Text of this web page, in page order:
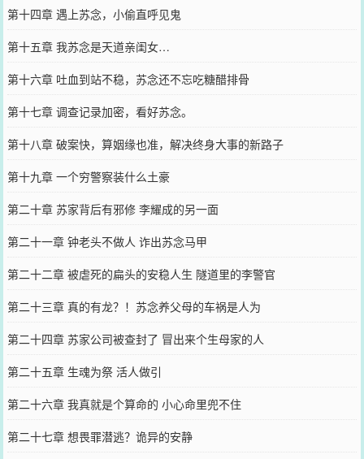
第十四章 遇上苏念，小偷直呼见鬼
第十五章 我苏念是天道亲闺女…
第十六章 吐血到站不稳，苏念还不忘吃糖醋排骨
第十七章 调查记录加密，看好苏念。
第十八章 破案快，算姻缘也准，解决终身大事的新路子
第十九章 一个穷警察装什么土豪
第二十章 苏家背后有邪修 李耀成的另一面
第二十一章 钟老头不做人 诈出苏念马甲
第二十二章 被虐死的扁头的安稳人生 隧道里的李警官
第二十三章 真的有龙？！苏念养父母的车祸是人为
第二十四章 苏家公司被查封了 冒出来个生母家的人
第二十五章 生魂为祭 活人做引
第二十六章 我真就是个算命的 小心命里兜不住
第二十七章 想畏罪潜逃？诡异的安静